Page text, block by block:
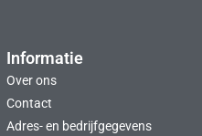
Informatie
Over ons
Contact
Adres- en bedrijfgegevens